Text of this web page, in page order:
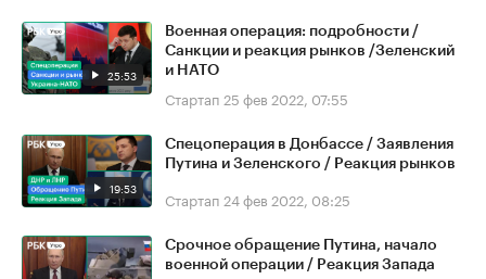
25:53
Военная операция: подробности /
Санкции и реакция рынков /Зеленский
и НАТО
Стартап 25 фев 2022, 07:55
19:53
Спецоперация в Донбассе / Заявления
Путина и Зеленского / Реакция рынков
Стартап 24 фев 2022, 08:25
Срочное обращение Путина, начало
военной операции / Реакция Запада